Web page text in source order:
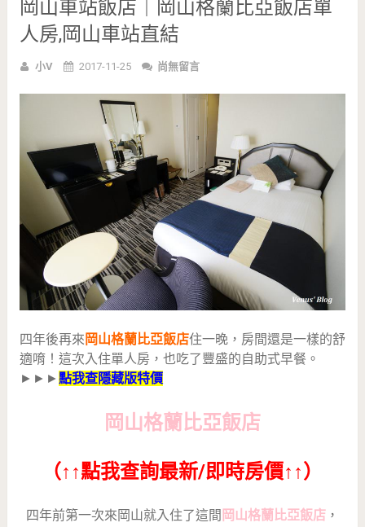
岡山車站飯店｜岡山格蘭比亞飯店單
人房,岡山車站直結
小V 2017-11-25 尚無留言
四年後再來 岡山格蘭比亞飯店住一晚，房間還是一樣的舒
適唷！這次入住單人房，也吃了豐盛的自助式早餐。
►►► 點我查隱藏版特價
岡山格蘭比亞飯店
（↑↑點我查詢最新/即時房價↑↑）
四年前第一次來岡山就入住了這間 岡山格蘭比亞飯店，